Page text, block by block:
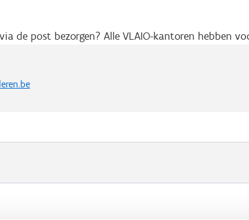
de post bezorgen? Alle VLAIO-kantoren hebben